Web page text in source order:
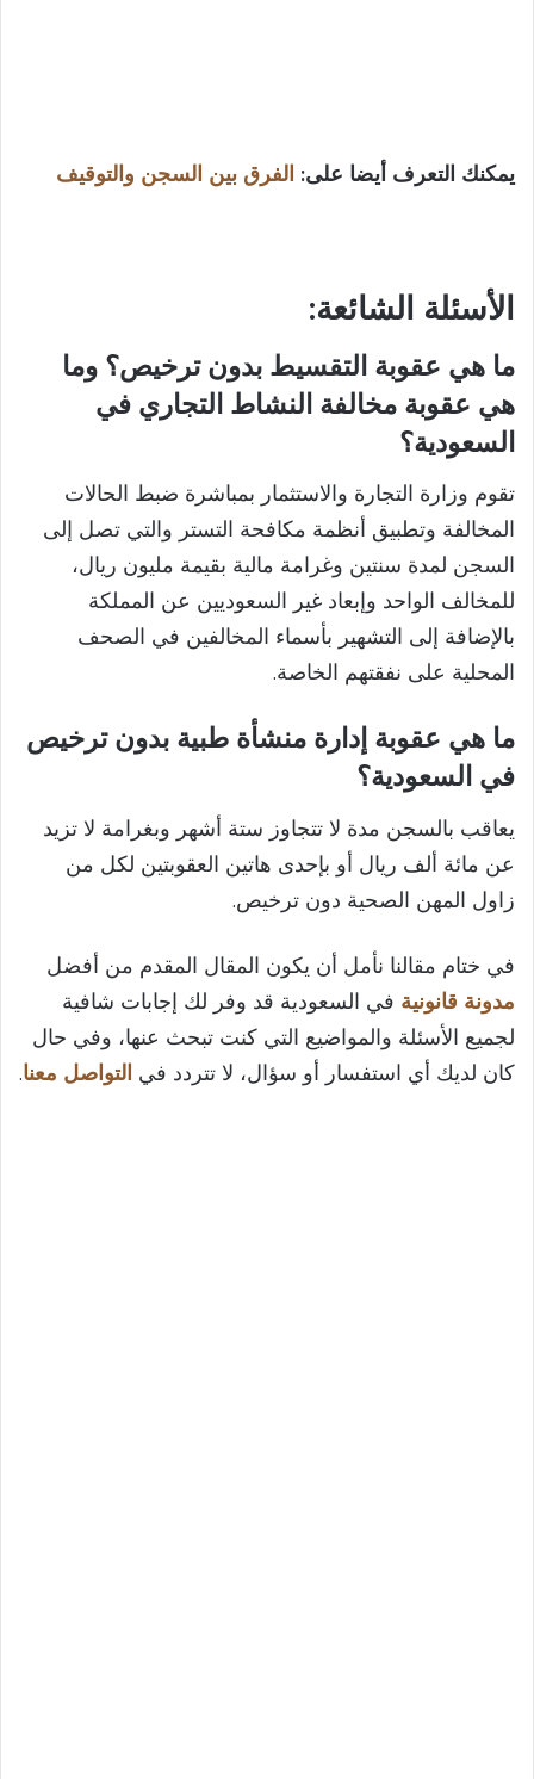
يمكنك التعرف أيضا على: الفرق بين السجن والتوقيف​
الأسئلة الشائعة:
ما هي عقوبة التقسيط بدون ترخيص؟ وما
هي عقوبة مخالفة النشاط التجاري في
السعودية؟
تقوم وزارة التجارة والاستثمار بمباشرة ضبط الحالات
المخالفة وتطبيق أنظمة مكافحة التستر والتي تصل إلى
السجن لمدة سنتين وغرامة مالية بقيمة مليون ريال،
للمخالف الواحد وإبعاد غير السعوديين عن المملكة
بالإضافة إلى التشهير بأسماء المخالفين في الصحف
المحلية على نفقتهم الخاصة.
ما هي عقوبة إدارة منشأة طبية بدون ترخيص
في السعودية؟
يعاقب بالسجن مدة لا تتجاوز ستة أشهر وبغرامة لا تزيد
عن مائة ألف ريال أو بإحدى هاتين العقوبتين لكل من
زاول المهن الصحية دون ترخيص.
في ختام مقالنا نأمل أن يكون المقال المقدم من أفضل
مدونة قانونية في السعودية قد وفر لك إجابات شافية
لجميع الأسئلة والمواضيع التي كنت تبحث عنها، وفي حال
كان لديك أي استفسار أو سؤال، لا تتردد في التواصل معنا.